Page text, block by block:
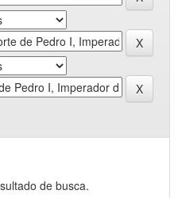
de busca.